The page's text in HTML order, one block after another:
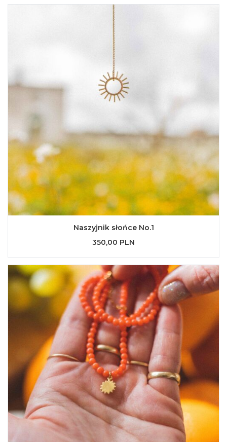
Naszyjnik słońce No.1
350,00 PLN